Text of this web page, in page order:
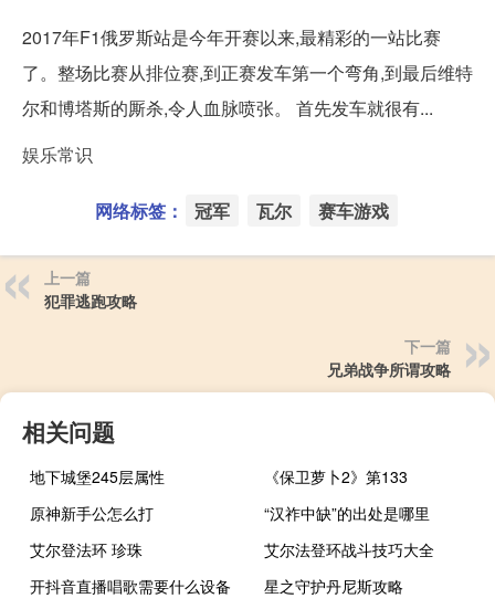
2017年F1俄罗斯站是今年开赛以来,最精彩的一站比赛
了。整场比赛从排位赛,到正赛发车第一个弯角,到最后维特
尔和博塔斯的厮杀,令人血脉喷张。 首先发车就很有...
娱乐常识
网络标签： 冠军 瓦尔 赛车游戏
上一篇
犯罪逃跑攻略
下一篇
兄弟战争所谓攻略
相关问题
地下城堡245层属性
《保卫萝卜2》第133
原神新手公怎么打
“汉祚中缺”的出处是哪里
艾尔登法环 珍珠
艾尔法登环战斗技巧大全
开抖音直播唱歌需要什么设备
星之守护丹尼斯攻略